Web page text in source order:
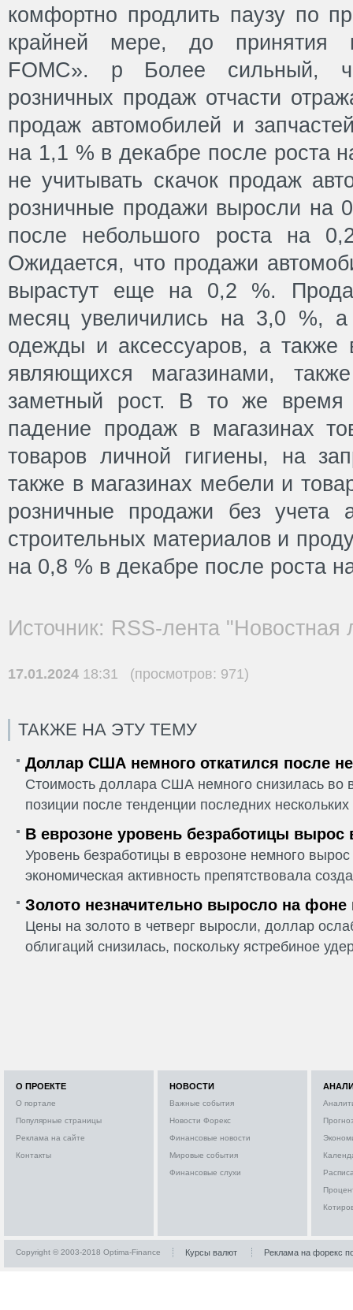
комфортно продлить паузу по
крайней мере, до принятия
FOMC». р Более сильный,
розничных продаж отчасти
продаж автомобилей и
на 1,1 % в декабре после роста
не учитывать скачок продаж
розничные продажи выросли на
после небольшого роста на
Ожидается, что продажи
вырастут еще на 0,2 %.
месяц увеличились на 3,0 %,
одежды и аксессуаров, а также
являющихся магазинами,
заметный рост. В то же время
падение продаж в магазинах
товаров личной гигиены, на
также в магазинах мебели и
розничные продажи без учета
строительных материалов и
на 0,8 % в декабре после роста
Источник: RSS-лента "Новостная
17.01.2024 18:31 (просмотров: 971)
ТАКЖЕ НА ЭТУ ТЕМУ
Доллар США немного откатился после
Стоимость доллара США немного снизилась во
позиции после тенденции последних
В еврозоне уровень безработицы вырос
Уровень безработицы в еврозоне немного
экономическая активность препятствовала
Золото незначительно выросло на фоне
Цены на золото в четверг выросли, доллар
облигаций снизилась, поскольку ястребиное
О ПРОЕКТЕ
О портале
Популярные страницы
Реклама на сайте
Контакты
НОВОСТИ
Важные события
Новости Форекс
Финансовые новости
Мировые события
Финансовые слухи
Copyright © 2003-2018 Optima-Finance Курсы валют Реклама на форекс